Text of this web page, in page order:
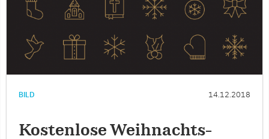
BILD 14.12.2018
Kostenlose Weihnachts-